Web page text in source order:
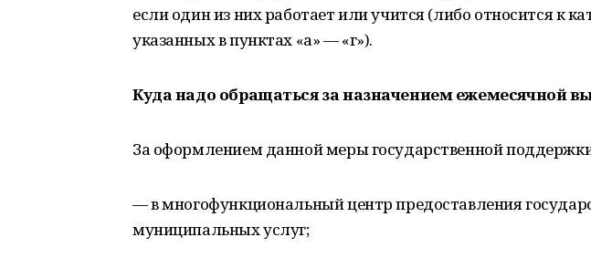
если один из них работает или учится (либо относится к
указанных в пунктах «а» — «г»).
Куда надо обращаться за назначением ежемесячной
За оформлением данной меры государственной
— в многофункциональный центр предоставления
муниципальных услуг;